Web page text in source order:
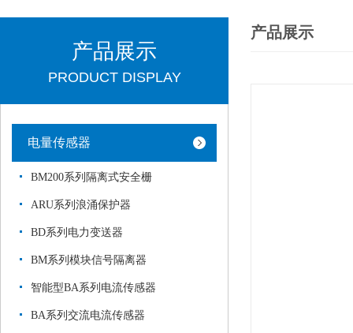
产品展示
PRODUCT DISPLAY
电量传感器
BM200系列隔离式安全栅
ARU系列浪涌保护器
BD系列电力变送器
BM系列模块信号隔离器
智能型BA系列电流传感器
BA系列交流电流传感器
产品展示